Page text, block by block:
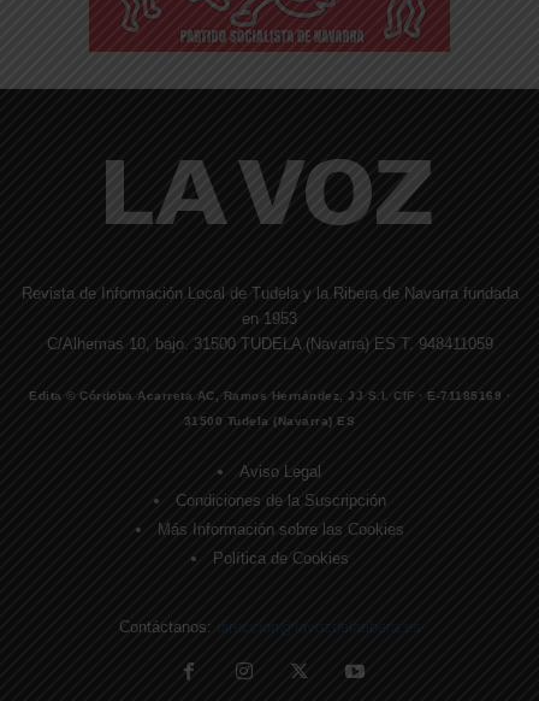
Revista de Información Local de Tudela y la Ribera de Navarra fundada
en 1953
C/Alhemas 10, bajo. 31500 TUDELA (Navarra) ES T. 948411059
Edita © Córdoba Acarreta AC, Ramos Hernández, JJ S.I. CIF · E-71185169 ·
31500 Tudela (Navarra) ES
Aviso Legal
Condiciones de la Suscripción
Más Información sobre las Cookies
Política de Cookies
Contáctanos: direccion@lavozdelaribera.es